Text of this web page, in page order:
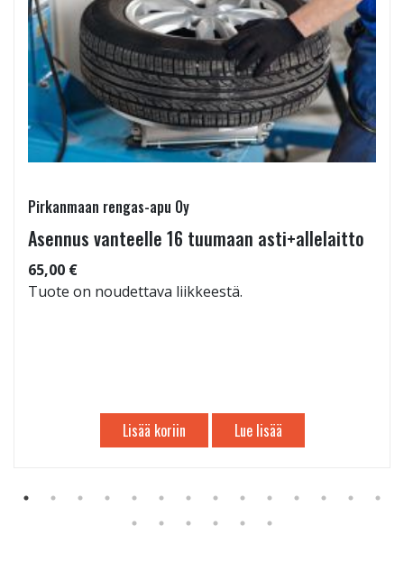
Pirkanmaan rengas-apu Oy
Asennus vanteelle 16 tuumaan asti+allelaitto
65,00 €
Tuote on noudettava liikkeestä.
Lisää koriin Lue lisää